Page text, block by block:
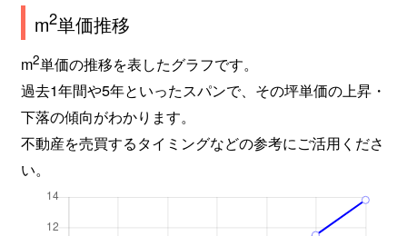
m2単価推移
m2単価の推移を表したグラフです。
過去1年間や5年といったスパンで、その坪単価の上昇・
下落の傾向がわかります。
不動産を売買するタイミングなどの参考にご活用くださ
い。